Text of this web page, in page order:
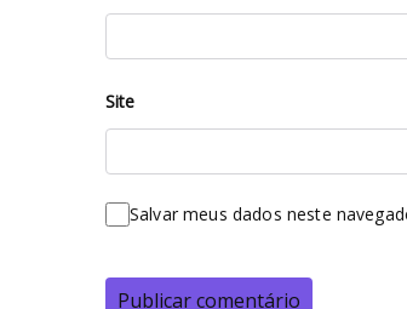
Site
Salvar meus dados neste